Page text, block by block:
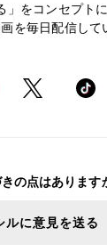
」をコンセプト
を毎日配信して
の点はあります
ルに意見を送る